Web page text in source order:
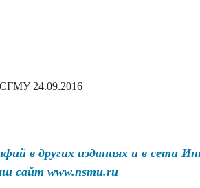
СГМУ 24.09.2016
в других изданиях и в сети
сайт www.nsmu.ru